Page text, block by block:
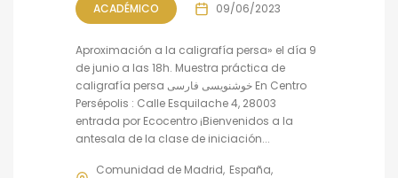
ACADÉMICO 09/06/2023
Aproximación a la caligrafía persa» el día 9
de junio a las 18h. Muestra práctica de
caligrafía persa خوشنویسی فارسی En Centro
Persépolis : Calle Esquilache 4, 28003
entrada por Ecocentro ¡Bienvenidos a la
antesala de la clase de iniciación...
Comunidad de Madrid España